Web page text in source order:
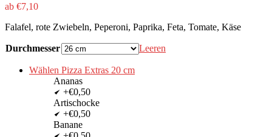
ab €7,10
Falafel, rote Zwiebeln, Peperoni, Paprika, Feta, Tomate, Käse
Durchmesser Leeren
Wählen Pizza Extras 20 cm
Ananas
+€0,50
Artischocke
+€0,50
Banane